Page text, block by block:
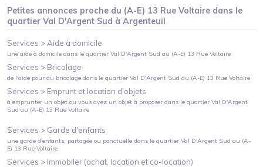
Petites annonces proche du (A-E) 13 Rue Voltaire dans le
quartier Val D'Argent Sud àArgenteuil
Services > Aide à domicile
une aide à domicile dans le quartierVal D'Argent Sud au (A-E) 13 Rue Voltaire
Services > Bricolage
de l'aide pour du bricolage dans le quartierVal D'Argent Sud au (A-E) 13 Rue Voltaire
Services > Emprunt et location d'objets
à emprunter un objet ou vous avez un objet à proposer dans le quartierVal D'Argent
Sud au (A-E) 13 Rue Voltaire
Services > Garde d'enfants
une garde d'enfants, partagée ou ponctuelle dans le quartierVal D'Argent Sud au (A-
E) 13 Rue Voltaire
Services > Immobiler (achat, location et co-location)